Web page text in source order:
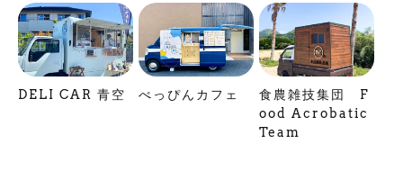
DELI CAR 青空 べっぴんカフェ
食農雑技集団 F
ood Acrobatic
Team